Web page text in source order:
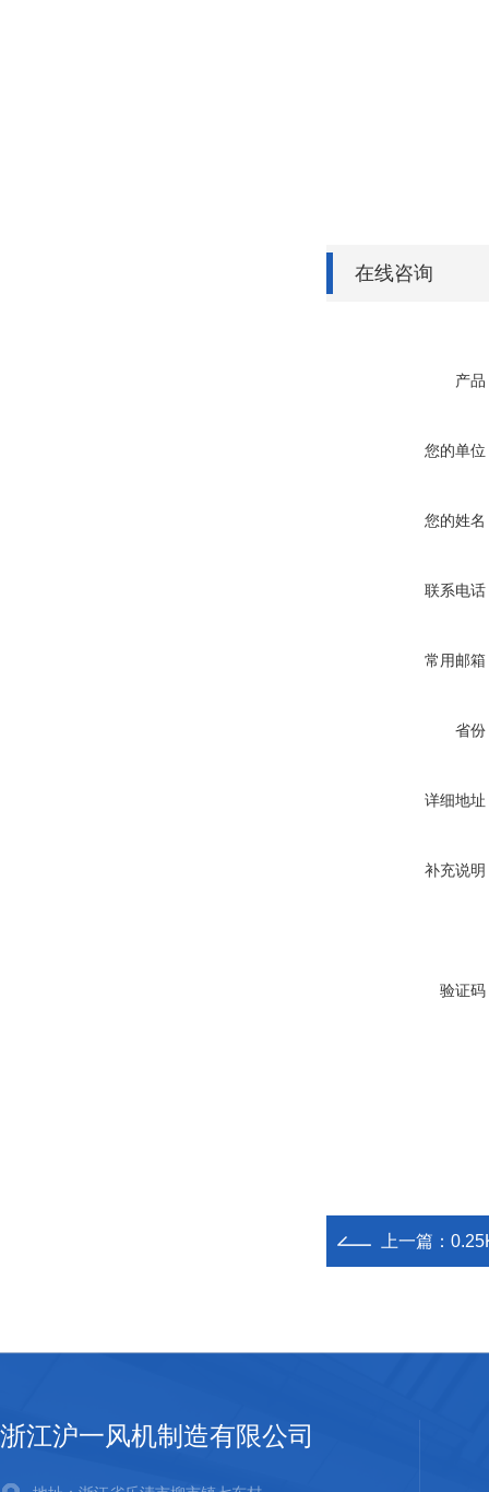
在线咨询
产品
您的单位
您的姓名
联系电话
常用邮箱
省份
详细地址
补充说明
验证码
上一篇：
浙江沪一风机制造有限公司